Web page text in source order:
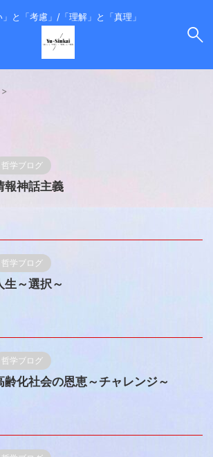
」と「考慮」/「理解」と「真理」
>
哲学ブログ
報神話主義
哲学ブログ
生～選択～
哲学ブログ
齢化社会の恩恵～チャレンジ～